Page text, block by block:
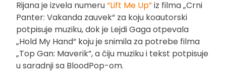
Rijana je izvela numeru“Lift Me Up”iz filma „Crni
Panter: Vakanda zauvek“ za koju koautorski
potpisuje muziku, dok je Lejdi Gaga otpevala
„Hold My Hand“ koju je snimila za potrebe filma
„Top Gan: Maverik”, a čiju muziku i tekst potpisuje
u saradnji sa BloodPop-om.